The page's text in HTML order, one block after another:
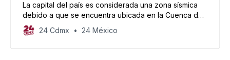
La capital del país es considerada una zona sísmica
debido a que se encuentra ubicada en la Cuenca de
México.
24 Cdmx 24 México